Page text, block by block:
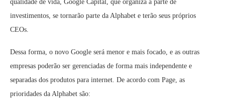
qualidade de vida, Google Capital, que organiza a parte de
investimentos, se tornarão parte da Alphabet e terão seus próprios
CEOs.
Dessa forma, o novo Google será menor e mais focado, e as outras
empresas poderão ser gerenciadas de forma mais independente e
separadas dos produtos para internet. De acordo com Page, as
prioridades da Alphabet são: